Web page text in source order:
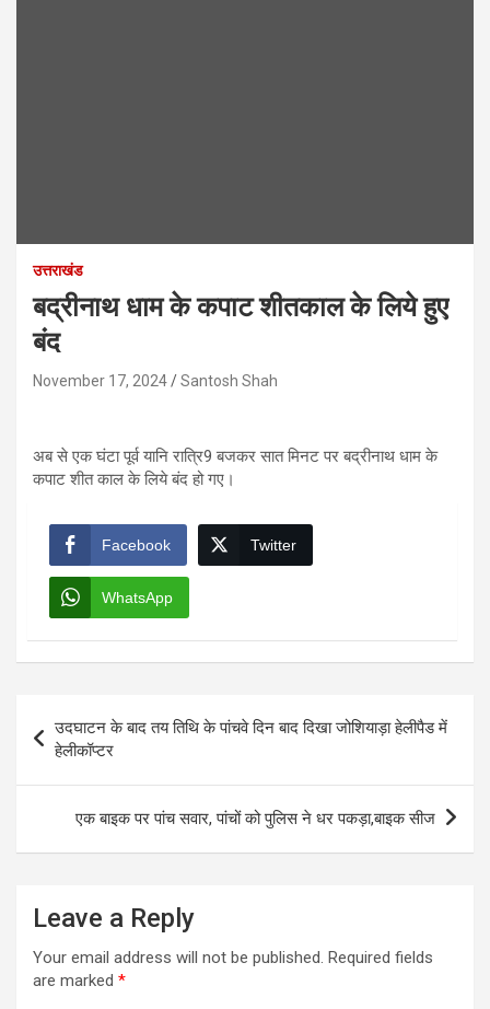
उत्तराखंड
बद्रीनाथ धाम के कपाट शीतकाल के लिये हुए
बंद
November 17, 2024 Santosh Shah
अब से एक घंटा पूर्व यानि रात्रि9 बजकर सात मिनट पर बद्रीनाथ धाम के
कपाट शीत काल के लिये बंद हो गए।
Facebook Twitter
WhatsApp
navigation
उदघाटन के बाद तय तिथि के पांचवे दिन बाद दिखा जोशियाड़ा हेलीपैड में
हेलीकॉप्टर
एक बाइक पर पांच सवार, पांचों को पुलिस ने धर पकड़ा,बाइक सीज
Leave a Reply
Your email address will not be published. Required fields
are marked *